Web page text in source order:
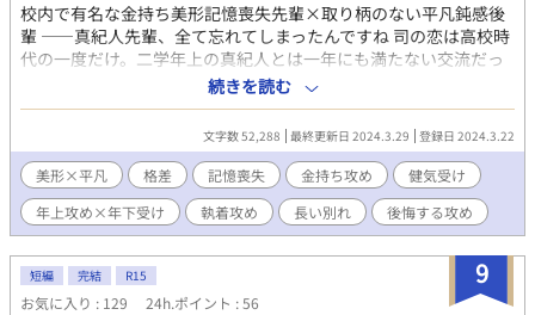
校内で有名な金持ち美形記憶喪失先輩×取り柄のない平凡鈍感後
輩 ——真紀人先輩、全て忘れてしまったんですね 司の恋は高校時
代の一度だけ。二学年上の真紀人とは一年にも満たない交流だっ
たけれど、それでも司は真紀人への恋を忘れられずにいた。 名門
私立校に生活を切り詰めながら通っていた一般家庭の司とは違っ
て、真紀人は上流階級の人間だった。二人の交流は傍目から見て
も異様で、最後に別れた日は、司にとっても悲しい記憶になって
いる。 先に卒業した真紀人と会うこともないまま司も高校を卒業
し九年が経った。 真紀人は会社を立ち上げ、若手社長として見事
に成功している。司は恋を忘れられないまま、彼とは無縁の人生
を歩むが、突如として勤めていた会社が倒産し無職になってしま
う。 途方に暮れた司だが、偶然にも真紀人の会社から声をかけら
れる。自分が真紀人と知り合いだと知らない社員は話を進め、と
うとう真紀人との面接に至ってしまう。 このままだとダメだ。な
続きを読む
文字数 52,288 最終更新日 2024.3.29 登録日 2024.3.22
美形×平凡 格差 記憶喪失 金持ち攻め
健気受け
年上攻め×年下受け
執着攻め 長い別れ 後悔する攻め
9
短編 完結 R15
お気に入り : 129 24h.ポイント : 56